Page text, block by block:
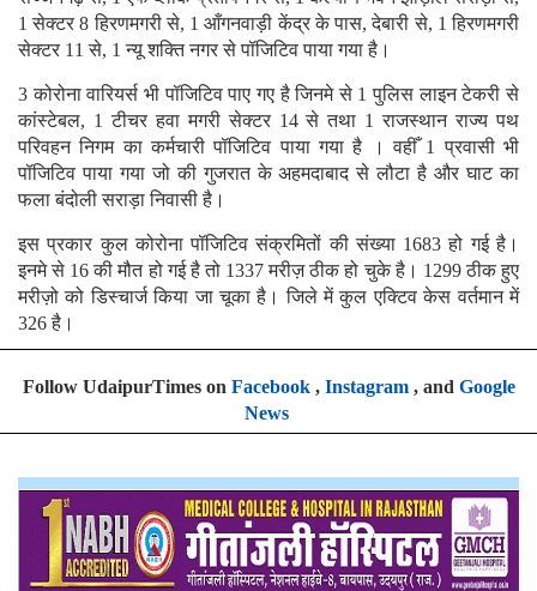
1 सेक्टर 8 हिरणमगरी से, 1 आँगनवाड़ी केंद्र के पास, देबारी से, 1 हिरणमगरी
सेक्टर 11 से, 1 न्यू शक्ति नगर से पॉजिटिव पाया गया है।
3 कोरोना वारियर्स भी पॉजिटिव पाए गए है जिनमे से 1 पुलिस लाइन टेकरी से
कांस्टेबल, 1 टीचर हवा मगरी सेक्टर 14 से तथा 1 राजस्थान राज्य पथ
परिवहन निगम का कर्मचारी पॉजिटिव पाया गया है । वहीँ 1 प्रवासी भी
पॉजिटिव पाया गया जो की गुजरात के अहमदाबाद से लौटा है और घाट का
फला बंदोली सराड़ा निवासी है।
इस प्रकार कुल कोरोना पॉजिटिव संक्रमितों की संख्या 1683 हो गई है।
इनमे से 16 की मौत हो गई है तो 1337 मरीज़ ठीक हो चुके है। 1299 ठीक हुए
मरीज़ो को डिस्चार्ज किया जा चूका है। जिले में कुल एक्टिव केस वर्तमान में
326 है।
Follow UdaipurTimes on Facebook, Instagram, and Google
News